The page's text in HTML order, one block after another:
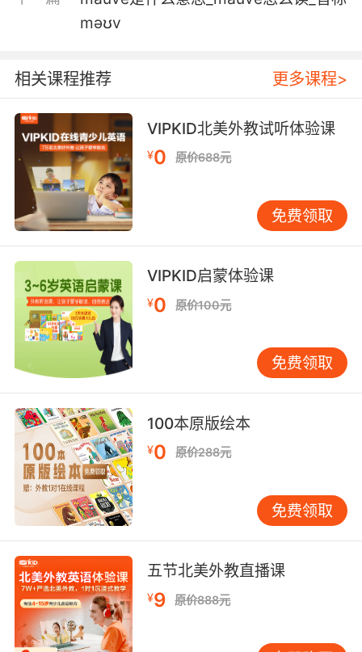
吞掉天空
7. You come face to face with a massive
monster with a gaping maw full of teeth,
three huge legs, and flailing tentacles.
你面前有一只巨大的怪物 正朝你张开血盆大口 它
有满嘴利齿 三条巨腿 触手乱舞
məʊv
相关课程推荐 更多课程>
VIPKID北美外教试听体验课
¥0 原价688元
免费领取
VIPKID启蒙体验课
¥0 原价100元
免费领取
100本原版绘本
¥0 原价288元
免费领取
五节北美外教直播课
¥9 原价888元